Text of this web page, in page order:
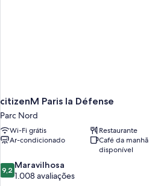
citizenM Paris la Défense
Parc Nord
Wi-Fi grátis
Restaurante
Ar-condicionado
Café da manhã
disponível
9.2
de
9,2 Maravilhosa
1.008 avaliações